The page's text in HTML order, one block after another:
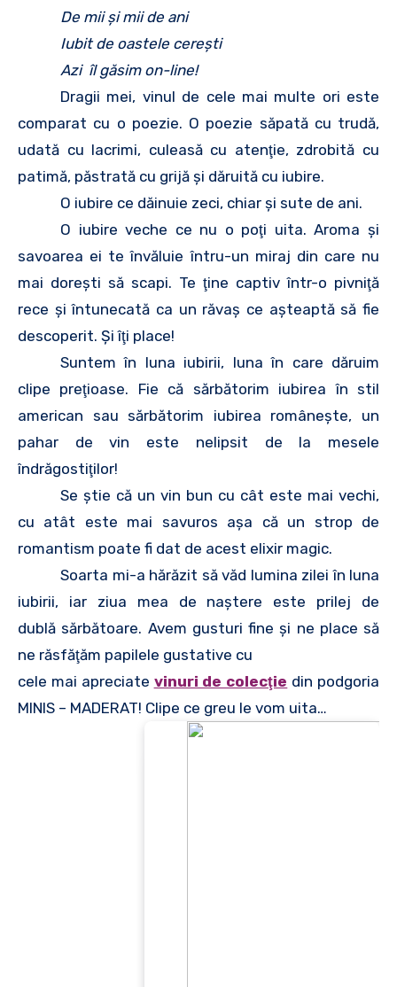
De mii şi mii de ani
Iubit de oastele cereşti
Azi îl găsim on-line!
Dragii mei, vinul de cele mai multe ori este
comparat cu o poezie. O poezie săpată cu trudă,
udată cu lacrimi, culeasă cu atenţie, zdrobită cu
patimă, păstrată cu grijă şi dăruită cu iubire.
O iubire ce dăinuie zeci, chiar şi sute de ani.
O iubire veche ce nu o poţi uita. Aroma şi
savoarea ei te învăluie întru-un miraj din care nu
mai doreşti să scapi. Te ţine captiv într-o pivniţă
rece şi întunecată ca un răvaş ce aşteaptă să fie
descoperit. Şi îţi place!
Suntem în luna iubirii, luna în care dăruim
clipe preţioase. Fie că sărbătorim iubirea în stil
american sau sărbătorim iubirea româneşte, un
pahar de vin este nelipsit de la mesele
îndrăgostiţilor!
Se ştie că un vin bun cu cât este mai vechi,
cu atât este mai savuros aşa că un strop de
romantism poate fi dat de acest elixir magic.
Soarta mi-a hărăzit să văd lumina zilei în luna
iubirii, iar ziua mea de naştere este prilej de
dublă sărbătoare. Avem gusturi fine şi ne place să
ne răsfăţăm papilele gustative cu
cele mai apreciate vinuri de colecţie din podgoria
MINIS – MADERAT! Clipe ce greu le vom uita…